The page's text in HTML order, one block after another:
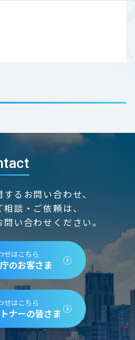
るお問い合わせ、
談・ご依頼は、
い合わせください。
せはこちら
のお客さま
せはこちら
ナーの皆さま